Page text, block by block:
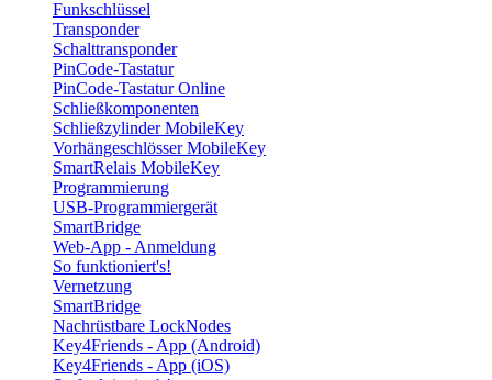
Funkschlüssel
Transponder
Schalttransponder
PinCode-Tastatur
PinCode-Tastatur Online
Schließkomponenten
Schließzylinder MobileKey
Vorhängeschlösser MobileKey
SmartRelais MobileKey
Programmierung
USB-Programmiergerät
SmartBridge
Web-App - Anmeldung
So funktioniert's!
Vernetzung
SmartBridge
Nachrüstbare LockNodes
Key4Friends - App (Android)
Key4Friends - App (iOS)